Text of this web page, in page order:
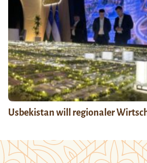
Usbekistan will regionaler